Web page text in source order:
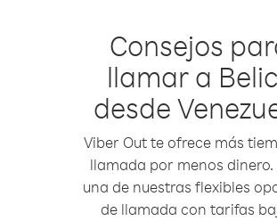
Consejos
llamar a
desde
Viber Out te ofrece más
llamada por menos dinero.
una de nuestras flexibles
de llamada con tarifas